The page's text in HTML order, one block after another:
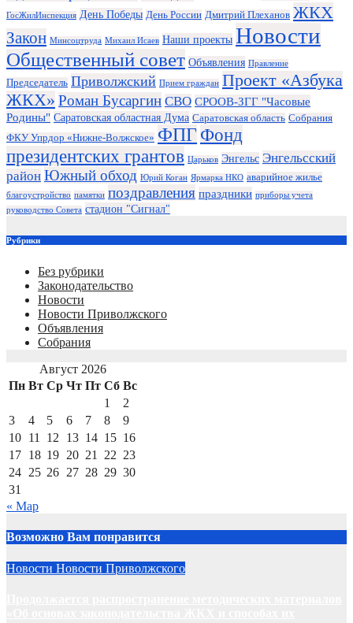
ГосЖилИнспекция День Победы День России Дмитрий Плеханов ЖКХ
Закон Минсоцтруда Михаил Исаев Наши проекты Новости
Общественный совет Объявления Правление
Председатель Приволжский Прием граждан Проект «Азбука
ЖКХ» Роман Бусаргин СВО СРООВ-ЗГГ "Часовые
Родины" Саратовская областная Дума Саратовская область Собрания
ФКУ Упрдор «Нижне-Волжское» ФПГ Фонд
президентских грантов Царьков Энгельс Энгельсский
район Южный обход Юрий Коган Ярмарка НКО аварийное жилье
благоустройство памятки поздравления праздники приборы учета
руководство Совета стадион "Сигнал"
Рубрики
Без рубрики
Законодательство
Новости
Новости Приволжского
Объявления
Собрания
Август 2026
Пн Вт Ср Чт Пт Сб Вс
1
2
3
4 5 6 7 8
9
10 11 12 13 14 15 16
17 18 19 20 21 22 23
24 25 26 27 28 29 30
31
« Мар
Возможно Вам понравится
Новости Новости Приволжского